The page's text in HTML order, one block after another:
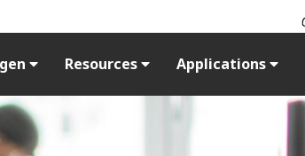
Resources Applications